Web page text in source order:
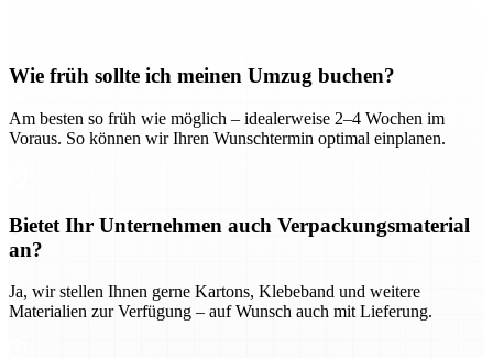
Wie früh sollte ich meinen Umzug buchen?
Am besten so früh wie möglich – idealerweise 2–4 Wochen im
Voraus. So können wir Ihren Wunschtermin optimal einplanen.
Bietet Ihr Unternehmen auch Verpackungsmaterial
an?
Ja, wir stellen Ihnen gerne Kartons, Klebeband und weitere
Materialien zur Verfügung – auf Wunsch auch mit Lieferung.